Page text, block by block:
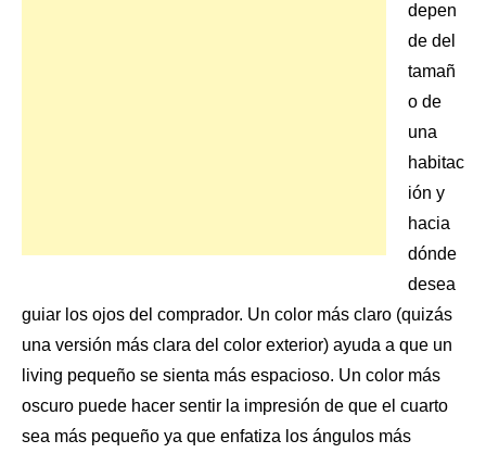
depen
de del
tamañ
o de
una
habitac
ión y
hacia
dónde
desea
guiar los ojos del comprador. Un color más claro (quizás
una versión más clara del color exterior) ayuda a que un
living pequeño se sienta más espacioso. Un color más
oscuro puede hacer sentir la impresión de que el cuarto
sea más pequeño ya que enfatiza los ángulos más